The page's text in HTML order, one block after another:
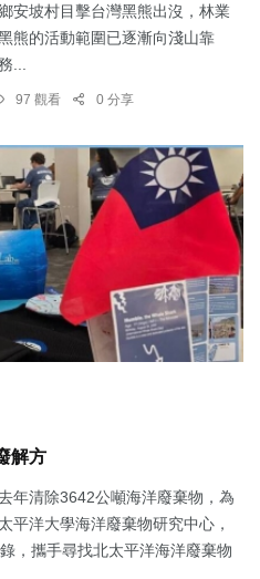
安坡村目擊台灣黑熊出沒，林業
熊的活動範圍已逐漸向淺山靠
...
97 觀看 0 分享
解方
年清除3642公噸海洋廢棄物，為
平洋大學海洋廢棄物研究中心，
，攜手尋找北太平洋海洋廢棄物